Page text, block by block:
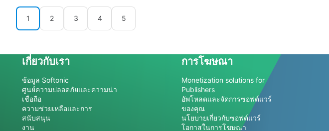
1 2 3 4 5
เกี่ยวกับเรา
ข้อมูล Softonic
ศูนย์ความปลอดภัยและความน่า
เชื่อถือ
ความช่วยเหลือและการ
สนับสนุน
งาน
การโฆษณา
Monetization solutions for
Publishers
อัพโหลดและจัดการซอฟต์แวร์
ของคุณ
นโยบายเกี่ยวกับซอฟต์แวร์
โอกาสในการโฆษณา